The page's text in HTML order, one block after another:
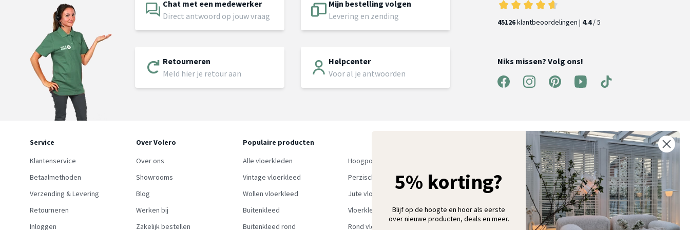
Chat met een medewerker
Direct antwoord op jouw vraag
Mijn bestelling volgen
Levering en zending
Retourneren
Meld hier je retour aan
Helpcenter
Voor al je antwoorden
45126klantbeoordelingen | 4.4/ 5
Niks missen? Volg ons!
Service
Klantenservice
Betaalmethoden
Verzending & Levering
Retourneren
Inloggen
Over Volero
Over ons
Showrooms
Blog
Werken bij
Zakelijk bestellen
Populaire producten
Alle vloerkleden
Hoogpolig vloerkleed
Vintage vloerkleed
Perzisch tapijt
Wollen vloerkleed
Jute vloerkleed
Buitenkleed
Vloerkleed groen
Buitenkleed rond
Rond vloerkleed
Ontvang 5% korting op je eerste bestelling
Schrijf je in voor onze nieuwsbrief en ontvang als eerste nieuwe
wooninspiratie, collecties en aanbiedingen
Aanmelden
5% korting?
Blijf op de hoogte en hoor als eerste
over nieuwe producten, deals en meer.